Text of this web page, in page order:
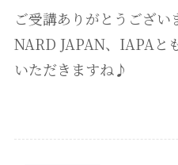
ご受講ありがとうござい
NARD JAPAN、IAPAと
いただきますね♪